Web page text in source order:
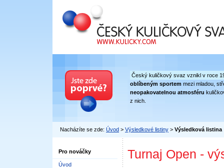
Český kuličkový svaz
Český kuličkový svaz vznikl v roce
oblíbeným sportem mezi mladou,
neopakovatelnou atmosféru
z nich.
Nacházíte se zde: Úvod > Výsledkové listiny > Výsledková listina
Pro nováčky
Úvod
Turnaj Open -